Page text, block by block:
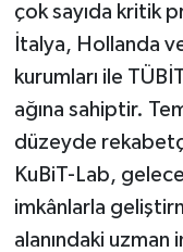
çok sayıda kritik
İtalya, Hollanda
kurumları ile
ağına sahiptir.
düzeyde
KuBiT-Lab,
imkânlarla
alanındaki uzman